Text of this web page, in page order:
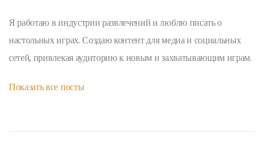
Я работаю в индустрии развлечений и люблю писать о
настольных играх. Создаю контент для медиа и социальных
сетей, привлекая аудиторию к новым и захватывающим играм.
Показать все посты